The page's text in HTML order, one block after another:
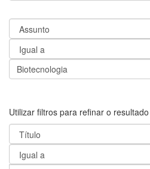
Utilizar filtros para refinar o